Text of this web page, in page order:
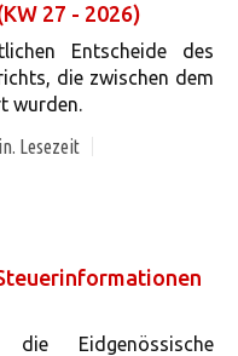
27 - 2026)
Entscheide des
die zwischen dem
wurden.
Lesezeit
Eidgenössische